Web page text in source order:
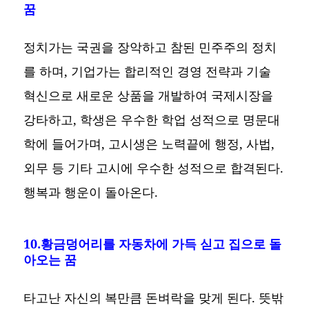
꿈
정치가는 국권을 장악하고 참된 민주주의 정치
를 하며, 기업가는 합리적인 경영 전략과 기술
혁신으로 새로운 상품을 개발하여 국제시장을
강타하고, 학생은 우수한 학업 성적으로 명문대
학에 들어가며, 고시생은 노력끝에 행정, 사법,
외무 등 기타 고시에 우수한 성적으로 합격된다.
행복과 행운이 돌아온다.
10.황금덩어리를 자동차에 가득 싣고 집으로 돌
아오는 꿈
타고난 자신의 복만큼 돈벼락을 맞게 된다. 뜻밖